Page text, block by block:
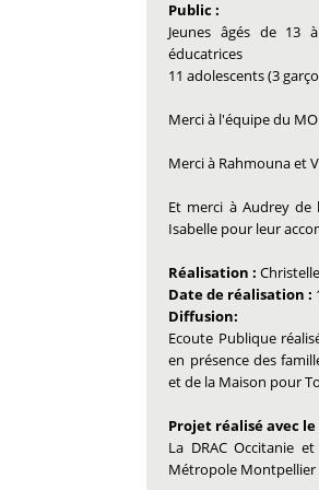
Public :
Jeunes âgés de 13
éducatrices
11 adolescents (3
Merci à l'équipe du
Merci à Rahmouna et
Et merci à Audrey de
Isabelle pour leur
Réalisation :
Date de réalisation :
Diffusion:
Ecoute Publique
en présence des
et de la Maison pour
Projet réalisé avec
La DRAC Occitanie
Métropole Montpellier